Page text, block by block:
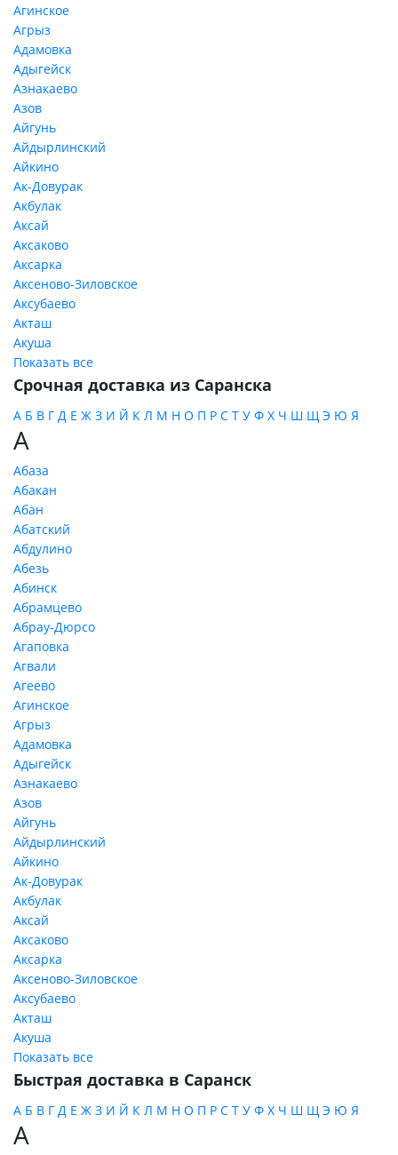
Агинское
Агрыз
Адамовка
Адыгейск
Азнакаево
Азов
Айгунь
Айдырлинский
Айкино
Ак-Довурак
Акбулак
Аксай
Аксаково
Аксарка
Аксеново-Зиловское
Аксубаево
Акташ
Акуша
Показать все
Срочная доставка из Саранска
А Б В Г Д Е Ж З И Й К Л М Н О П Р С Т У Ф Х Ч Ш Щ Э Ю Я
А
Абаза
Абакан
Абан
Абатский
Абдулино
Абезь
Абинск
Абрамцево
Абрау-Дюрсо
Агаповка
Агвали
Агеево
Агинское
Агрыз
Адамовка
Адыгейск
Азнакаево
Азов
Айгунь
Айдырлинский
Айкино
Ак-Довурак
Акбулак
Аксай
Аксаково
Аксарка
Аксеново-Зиловское
Аксубаево
Акташ
Акуша
Показать все
Быстрая доставка в Саранск
А Б В Г Д Е Ж З И Й К Л М Н О П Р С Т У Ф Х Ч Ш Щ Э Ю Я
А